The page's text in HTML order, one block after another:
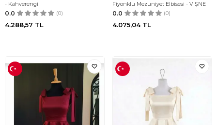
- Kahverengi
0.0 (0)
4.288,57 TL
Fiyonklu Mezuniyet Elbisesi - VİŞNE
0.0 (0)
4.075,04TL